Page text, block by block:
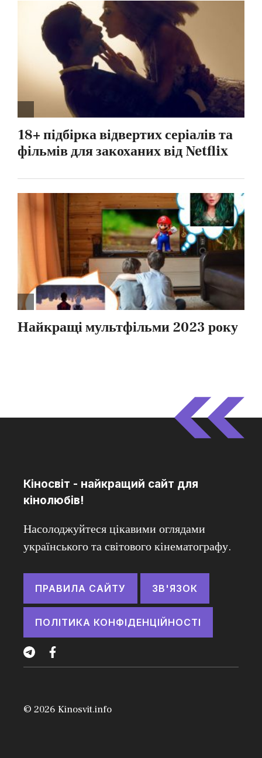
Кіносвіт - найкращий сайт для
кінолюбів!
Насолоджуйтеся цікавими оглядами
українського та світового кінематографу.
ПРАВИЛА САЙТУ ЗВ'ЯЗОК
ПОЛІТИКА КОНФІДЕНЦІЙНОСТІ
© 2026 Kinosvit.info